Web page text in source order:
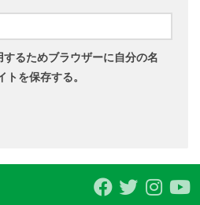
るためブラウザーに自分の名
を保存する。